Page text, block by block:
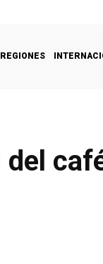
REGIONES